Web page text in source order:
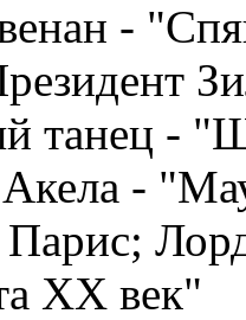
-
танец -
-
XX век"